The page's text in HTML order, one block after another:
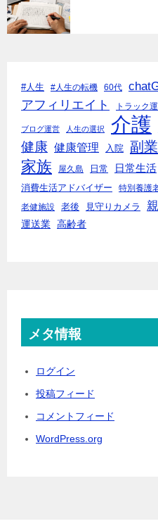
#人生 #人生の転機 60代
アフィリエイト トラック
ブログ運営 人生の選択 介護
健康 健康管理 入院 副業
家族 屋久島 日常 日常生活
消費生活アドバイザー 特別養護
老健施設 老後 見守りカメラ
運送業 高齢者
メタ情報
ログイン
投稿フィード
コメントフィード
WordPress.org